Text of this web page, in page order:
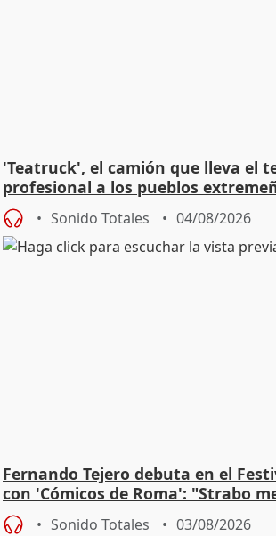
'Teatruck', el camión que lleva el
profesional a los pueblos
Sonido Totales 04/08/2026
Fernando Tejero debuta en el
con 'Cómicos de Roma': "Strabo
Sonido Totales 03/08/2026